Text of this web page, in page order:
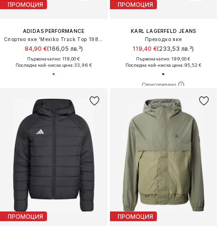
ПРОМОЦИЯ
ADIDAS PERFORMANCE
84,90 €(166,05 лв.³)
Първоначално: 119,00 €
Последна най-ниска цена:33,96 €
ПРОМОЦИЯ
KARL LAGERFELD JEANS
Преходно яке
119,40 €(233,53 лв.³)
Първоначално: 199,00 €
Последна най-ниска цена:95,52 €
ПРОМОЦИЯ ПРОМОЦИЯ